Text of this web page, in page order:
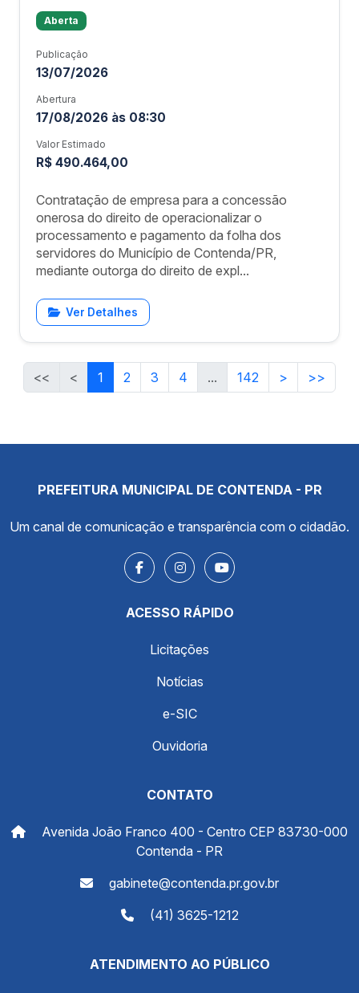
Aberta
Publicação
13/07/2026
Abertura
17/08/2026 às 08:30
Valor Estimado
R$ 490.464,00
Contratação de empresa para a concessão
onerosa do direito de operacionalizar o
processamento e pagamento da folha dos
servidores do Município de Contenda/PR,
mediante outorga do direito de expl...
Ver Detalhes
<< < 1 2 3 4 ... 142 > >>
PREFEITURA MUNICIPAL DE CONTENDA - PR
Um canal de comunicação e transparência com o cidadão.
ACESSO RÁPIDO
Licitações
Notícias
e-SIC
Ouvidoria
CONTATO
Avenida João Franco 400 - Centro CEP 83730-000
Contenda - PR
gabinete@contenda.pr.gov.br
(41) 3625-1212
ATENDIMENTO AO PÚBLICO